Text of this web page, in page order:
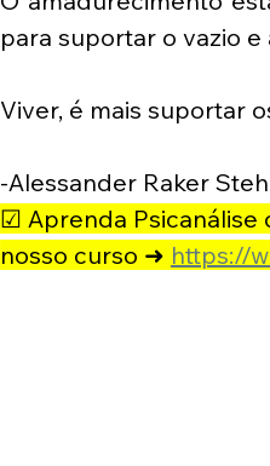
para suportar o vazio
Viver, é mais suportar
-Alessander Raker
☑ Aprenda Psicanálise
nosso curso ➜ https://